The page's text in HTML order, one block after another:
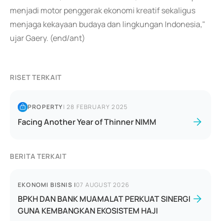
menjadi motor penggerak ekonomi kreatif sekaligus
menjaga kekayaan budaya dan lingkungan Indonesia,"
ujar Gaery. (end/ant)
RISET TERKAIT
PROPERTY|28 FEBRUARY 2025
Facing Another Year of Thinner NIMM
BERITA TERKAIT
EKONOMI BISNIS |07 AUGUST 2026
BPKH DAN BANK MUAMALAT PERKUAT SINERGI
GUNA KEMBANGKAN EKOSISTEM HAJI